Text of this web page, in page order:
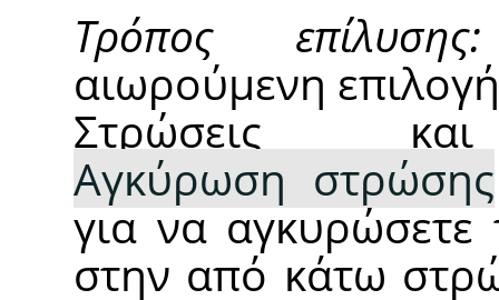
Τρόπος επίλυσης:
αιωρούμενη
Στρώσεις
Αγκύρωση στρώσης
για να αγκυρώσετε
στην από κάτω